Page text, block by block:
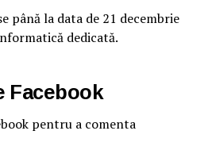
până la data de 21 decembrie
dedicată.
Facebook
pentru a comenta